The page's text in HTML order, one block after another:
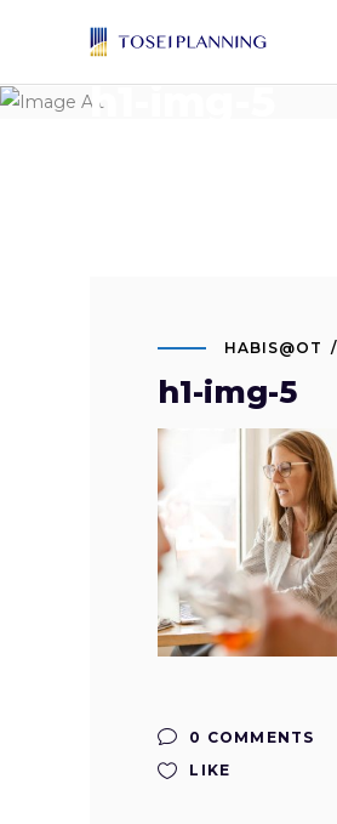
h1-img-5
HABIS@OT
h1-img-5
0 COMMENTS
LIKE